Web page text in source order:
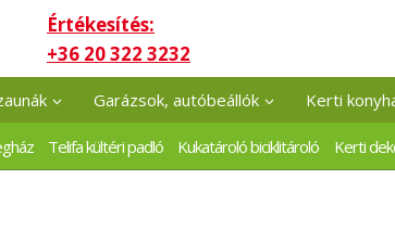
Értékesítés:
+36 20 322 3232
Garázsok, autóbeállók Kerti
Telifa kültéri padló Kukatároló biciklitároló Kerti